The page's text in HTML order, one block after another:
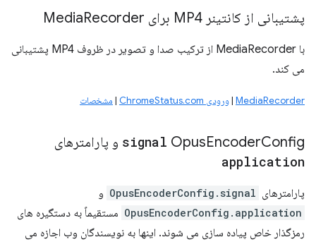
پشتیبانی از کانتینر MP4 برای Media Recorder
با MediaRecorder از ترکیب صدا و تصویر در ظروف MP4 پشتیبانی
می کند.
MediaRecorder
|ورودی ChromeStatus.com | مشخصات
signal OpusEncoderConfig و پارامترهای
application
پارامترهای OpusEncoderConfig.signal و
OpusEncoderConfig.application مستقیماً به دستگیره های
رمزگذار خاص پیاده سازی می شوند. اینها به نویسندگان وب اجازه می